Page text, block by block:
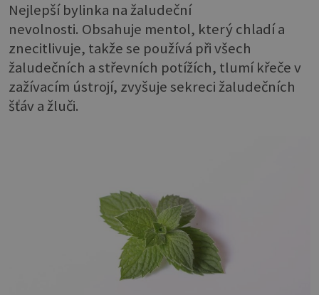
Nejlepší bylinka na žaludeční
nevolnosti. Obsahuje mentol, který chladí a
znecitlivuje, takže se používá při všech
žaludečních a střevních potížích, tlumí křeče v
zažívacím ústrojí, zvyšuje sekreci žaludečních
šťáv a žluči.